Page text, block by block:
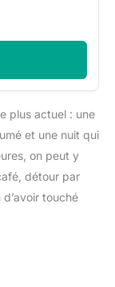
plus actuel : une
et une nuit qui
on peut y
détour par
touché